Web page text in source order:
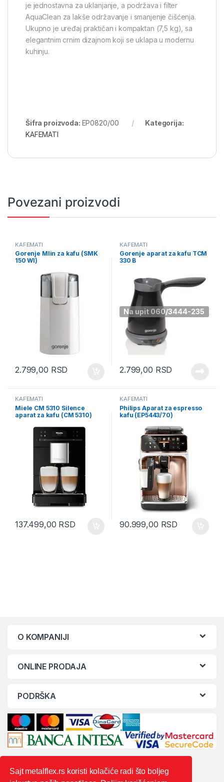
je jednostavna za uklanjanje, a podržava i filter
AquaClean za lakše održavanje i smanjenje čišćenja.
Ukupno je uređaj praktičan i kompaktan (7,5 kg), sa
elegantnim crnim dizajnom koji se uklapa u modernu
kuhinju.
Šifra proizvoda: EP0820/00
Kategorija:
KAFEMATI
Povezani proizvodi
KAFEMATI
Gorenje Mlin za kafu (SMK
150 WI)
2.799,00 RSD
Na upit 060/3444-235
KAFEMATI
Gorenje aparat za kafu TCM
330 B
2.799,00 RSD
KAFEMATI
Miele CM 5310 Silence
aparat za kafu (CM 5310)
137.499,00 RSD
KAFEMATI
Philips Aparat za espresso
kafu (EP5443/70)
90.999,00 RSD
O KOMPANIJI
ONLINE PRODAJA
PODRŠKA
Sajt metalflex.rs koristi kolačiće radi što boljeg